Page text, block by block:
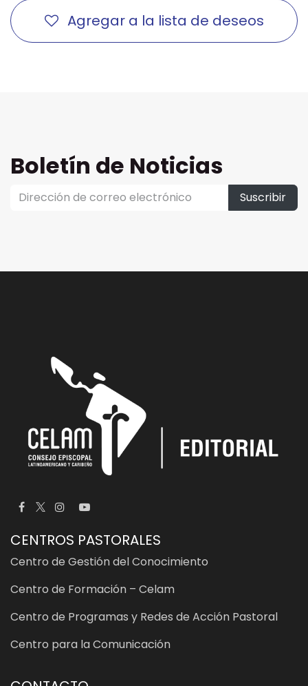
Agregar a la lista de deseos
Boletín de Noticias
Suscribir
CENTROS PASTORALES
Centro de Gestión del Conocimiento
Centro de Formación – Celam
Centro de Programas y Redes de Acción Pastoral
Centro para la Comunicación